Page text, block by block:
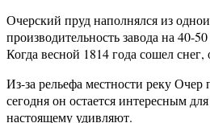
Очерский пруд наполнялся из
производительность завода на 40-
Когда весной 1814 года сошел
Из-за рельефа местности реку
сегодня он остается интересным
настоящему удивляют.